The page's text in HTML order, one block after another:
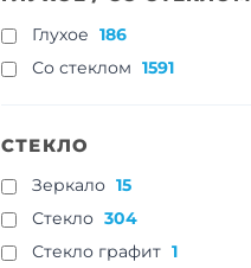
Глухое 186
Со стеклом 1591
СТЕКЛО
Зеркало 15
Стекло 304
Стекло графит 1